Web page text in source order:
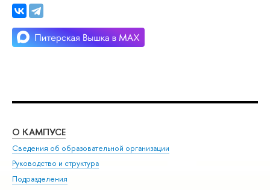
О КАМПУСЕ
Сведения об образовательной организации
Руководство и структура
Подразделения